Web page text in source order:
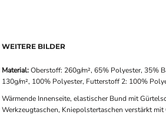
WEITERE BILDER
Material:Oberstoff: 260g/m², 65% Polyester, 35%
130g/m², 100% Polyester, Futterstoff 2: 100%
Wärmende Innenseite, elastischer Bund mit
Werkzeugtaschen, Kniepolstertaschen verstärkt